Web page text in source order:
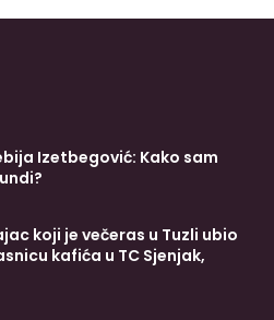
Izetbegović: Kako sam
koji je večeras u Tuzli ubio
kafića u TC Sjenjak,